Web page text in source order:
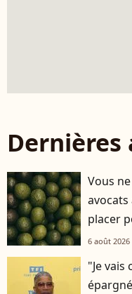
Vous
placer
6 août 2026
"Je vais